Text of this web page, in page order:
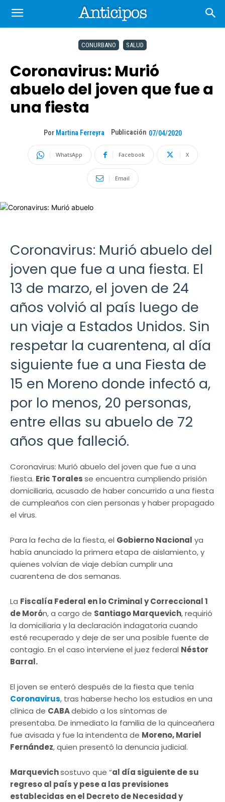
CONURBANO SALUD
Coronavirus: Murió
abuelo del joven que fue a
una fiesta
Por Martina Ferreyra Publicación 07/04/2020
WhatsApp Facebook X
Email
Coronavirus: Murió abuelo del
joven que fue a una fiesta. El
13 de marzo, el joven de 24
años volvió al país luego de
un viaje a Estados Unidos. Sin
respetar la cuarentena, al día
siguiente fue a una Fiesta de
15 en Moreno donde infectó a,
por lo menos, 20 personas,
entre ellas su abuelo de 72
años que falleció.
Coronavirus: Murió abuelo del joven que fue a una
fiesta. Eric Toralesse encuentra cumpliendo prisión
domiciliaria, acusado de haber concurrido a una fiesta
de cumpleaños con cien personas y haber propagado
el virus.
Para la fecha de la fiesta, el Gobierno Nacional ya
había anunciado la primera etapa de aislamiento, y
quienes volvían de viaje debían cumplir una
cuarentena de dos semanas.
La Fiscalía Federal en lo Criminal y Correccional 1
de Morón, a cargo de Santiago Marquevich, requirió
la domiciliaria y la declaración indagatoria cuando
esté recuperado y deje de ser una posible fuente de
contagio. En el caso interviene el juez federal Néstor
Barral.
El joven se enteró después de la fiesta que tenía
Coronavirus, tras haberse hecho los estudios en una
clínica de CABAdebido a los síntomas de
presentaba. De inmediato la familia de la quinceañera
fue avisada y fue la intendenta de Moreno, Mariel
Fernández, quien presentó la denuncia judicial.
Marquevichsostuvo que “al día siguiente de su
regreso al país y pese a las previsiones
establecidas en el Decreto de Necesidad y